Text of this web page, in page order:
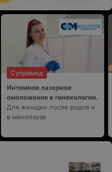
Супрамед
Интимное лазерное
омоложение в гинекологии.
Для женщин после родов и
в менопаузе